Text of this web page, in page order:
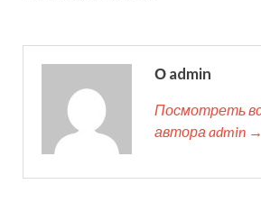
О admin
Посмотреть
автора admin →